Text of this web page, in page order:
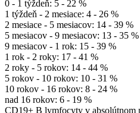
0 - 1 týždeň: 5 - 22 %
1 týždeň - 2 mesiace: 4 - 26 %
2 mesiace - 5 mesiacov: 14 - 39 %
5 mesiacov - 9 mesiacov: 13 - 35 %
9 mesiacov - 1 rok: 15 - 39 %
1 rok - 2 roky: 17 - 41 %
2 roky - 5 rokov: 14 - 44 %
5 rokov - 10 rokov: 10 - 31 %
10 rokov - 16 rokov: 8 - 24 %
nad 16 rokov: 6 - 19 %
CD19+ B lymfocyty v absolútnom